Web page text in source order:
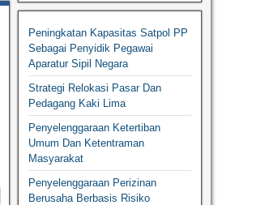
Peningkatan Kapasitas Satpol PP
Sebagai Penyidik Pegawai
Aparatur Sipil Negara
Strategi Relokasi Pasar Dan
Pedagang Kaki Lima
Penyelenggaraan Ketertiban
Umum Dan Ketentraman
Masyarakat
Penyelenggaraan Perizinan
Berusaha Berbasis Risiko